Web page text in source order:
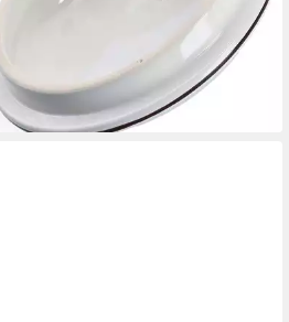
lieferbar - in 3-4 Werktagen bei dir